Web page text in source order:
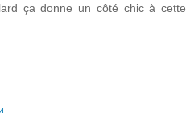
ça donne un côté chic à cette